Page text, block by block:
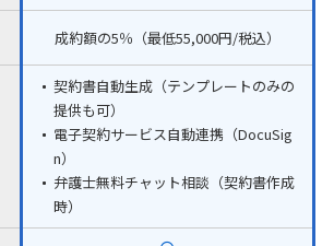
成約額の5％（最低55,000円/税込）
契約書自動生成（テンプレートのみの
提供も可）
電子契約サービス自動連携（DocuSig
n）
弁護士無料チャット相談（契約書作成
時）